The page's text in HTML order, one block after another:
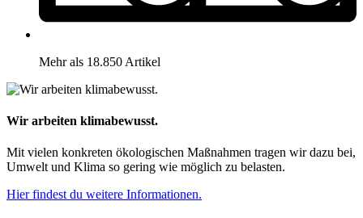
Mehr als 18.850 Artikel
Wir arbeiten klimabewusst.
Mit vielen konkreten ökologischen Maßnahmen tragen wir dazu bei,
Umwelt und Klima so gering wie möglich zu belasten.
Hier findest du weitere Informationen.